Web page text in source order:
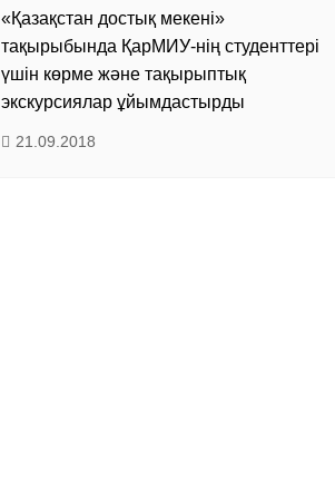
«Қазақстан достық мекені»
тақырыбында ҚарМИУ-нің студенттері
үшін көрме және тақырыптық
экскурсиялар ұйымдастырды
21.09.2018